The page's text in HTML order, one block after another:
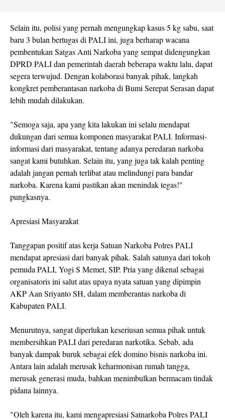
Selain itu, polisi yang pernah mengungkap kasus 5 kg sabu, saat
baru 3 bulan bertugas di PALI ini, juga berharap wacana
pembentukan Satgas Anti Narkoba yang sempat didengungkan
DPRD PALI dan pemerintah daerah beberapa waktu lalu, dapat
segera terwujud. Dengan kolaborasi banyak pihak, langkah
kongkret pemberantasan narkoba di Bumi Serepat Serasan dapat
lebih mudah dilakukan.
"Semoga saja, apa yang kita lakukan ini selalu mendapat
dukungan dari semua komponen masyarakat PALI. Informasi-
informasi dari masyarakat, tentang adanya peredaran narkoba
sangat kami butuhkan. Selain itu, yang juga tak kalah penting
adalah jangan pernah terlibat atau melindungi para bandar
narkoba. Karena kami pastikan akan menindak tegas!"
pungkasnya.
Apresiasi Masyarakat
Tanggapan positif atas kerja Satuan Narkoba Polres PALI
mendapat apresiasi dari banyak pihak. Salah satunya dari tokoh
pemuda PALI, Yogi S Memet, SIP. Pria yang dikenal sebagai
organisatoris ini salut atas upaya nyata satuan yang dipimpin
AKP Aan Sriyanto SH, dalam memberantas narkoba di
Kabupaten PALI.
Menurutnya, sangat diperlukan keseriusan semua pihak untuk
membersihkan PALI dari peredaran narkotika. Sebab, ada
banyak dampak buruk sebagai efek domino bisnis narkoba ini.
Antara lain adalah merusak keharmonisan rumah tangga,
merusak generasi muda, bahkan menimbulkan bermacam tindak
pidana lainnya.
"Oleh karena itu, kami mengapresiasi Satnarkoba Polres PALI